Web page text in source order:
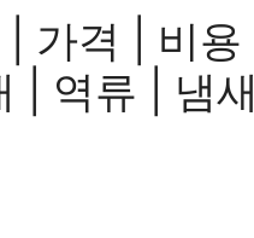
가격 | 비용
| 역류 | 냄새